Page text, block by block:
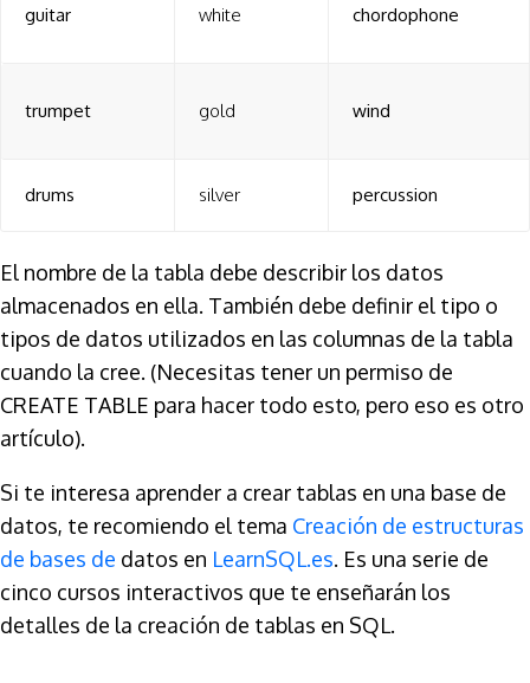
guitar white chordophone
trumpet gold wind
drums silver percussion
El nombre de la tabla debe describir los datos
almacenados en ella. También debe definir el tipo o
tipos de datos utilizados en las columnas de la tabla
cuando la cree. (Necesitas tener un permiso de
CREATE TABLE para hacer todo esto, pero eso es otro
artículo).
Si te interesa aprender a crear tablas en una base de
datos, te recomiendo el tema Creación de estructuras
de bases de datos en LearnSQL.es. Es una serie de
cinco cursos interactivos que te enseñarán los
detalles de la creación de tablas en SQL.